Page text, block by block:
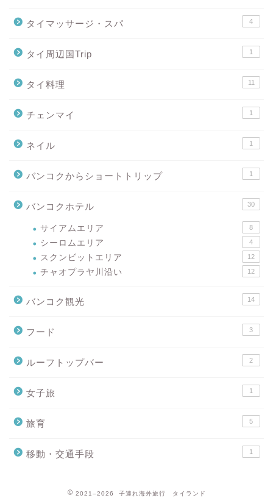
タイマッサージ・スパ 4
タイ周辺国Trip 1
タイ料理 11
チェンマイ 1
ネイル 1
バンコクからショートトリップ 1
バンコクホテル 30
サイアムエリア 8
シーロムエリア 4
スクンビットエリア 12
チャオプラヤ川沿い 12
バンコク観光 14
フード 3
ルーフトップバー 2
女子旅 1
旅育 5
移動・交通手段 1
2021–2026 子連れ海外旅行 タイランド